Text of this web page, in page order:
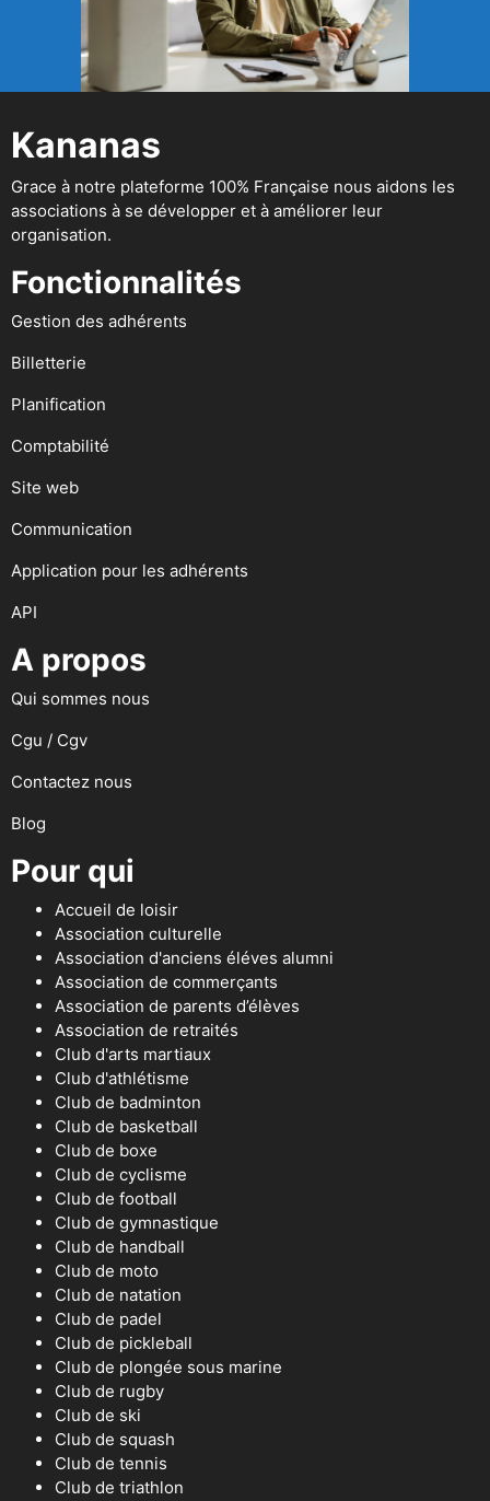
Kananas
Grace à notre plateforme 100% Française nous aidons les
associations à se développer et à améliorer leur
organisation.
Fonctionnalités
Gestion des adhérents
Billetterie
Planification
Comptabilité
Site web
Communication
Application pour les adhérents
API
A propos
Qui sommes nous
Cgu / Cgv
Contactez nous
Blog
Pour qui
Accueil de loisir
Association culturelle
Association d'anciens éléves alumni
Association de commerçants
Association de parents d’élèves
Association de retraités
Club d'arts martiaux
Club d'athlétisme
Club de badminton
Club de basketball
Club de boxe
Club de cyclisme
Club de football
Club de gymnastique
Club de handball
Club de moto
Club de natation
Club de padel
Club de pickleball
Club de plongée sous marine
Club de rugby
Club de ski
Club de squash
Club de tennis
Club de triathlon